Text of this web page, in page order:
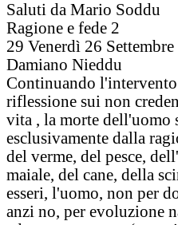
Saluti da Mario Soddu
Ragione e fede 2
29 Venerdì 26
Damiano Nieddu
Continuando
riflessione sui non
vita , la morte dell'uomo
esclusivamente dalla
del verme, del pesce,
maiale, del cane, della
esseri, l'uomo, non per
anzi no, per evoluzione